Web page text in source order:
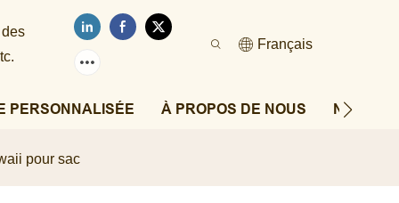
Français
PERSONNALISÉE À PROPOS DE NOUS
pour sac